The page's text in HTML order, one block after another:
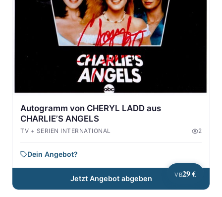
VB29 €
Autogramm von CHERYL LADD aus
CHARLIE’S ANGELS
TV + SERIEN INTERNATIONAL 2
Dein Angebot?
Jetzt Angebot abgeben